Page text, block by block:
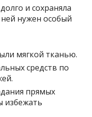
и сохраняла
нужен особый
мягкой тканью.
средств по
прямых
избежать